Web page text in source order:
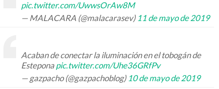
pic.twitter.com/UwwsOrAw8M
— MALACARA (@malacarasev) 11 de mayo de 2019
Acaban de conectar la iluminación en el tobogán de
Estepona pic.twitter.com/Uhe36GRfPv
— gazpacho (@gazpachoblog) 10 de mayo de 2019